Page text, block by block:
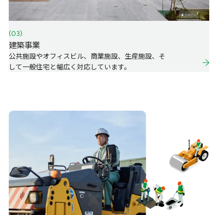
(03)
建築事業
公共施設やオフィスビル、商業施設、生産施設、そ
して一般住宅と幅広く対応しています。